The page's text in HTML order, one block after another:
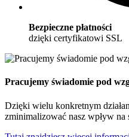
Bezpieczne płatności
dzięki certyfikatowi SSL
Pracujemy świadomie pod
Dzięki wielu konkretnym
zminimalizować nasz wpływ